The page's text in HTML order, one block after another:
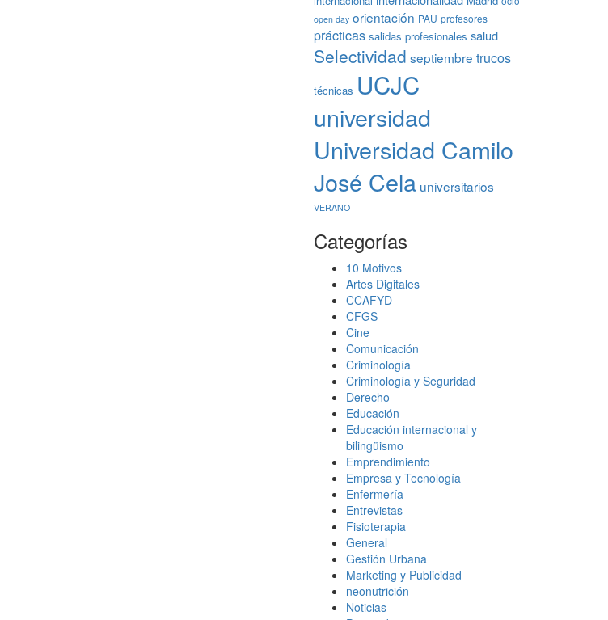
open day orientación PAU profesores
prácticas salidas profesionales salud
Selectividad septiembre trucos
técnicas UCJC
universidad
Universidad Camilo
José Cela universitarios
VERANO
Categorías
10 Motivos
Artes Digitales
CCAFYD
CFGS
Cine
Comunicación
Criminología
Criminología y Seguridad
Derecho
Educación
Educación internacional y
bilingüismo
Emprendimiento
Empresa y Tecnología
Enfermería
Entrevistas
Fisioterapia
General
Gestión Urbana
Marketing y Publicidad
neonutrición
Noticias